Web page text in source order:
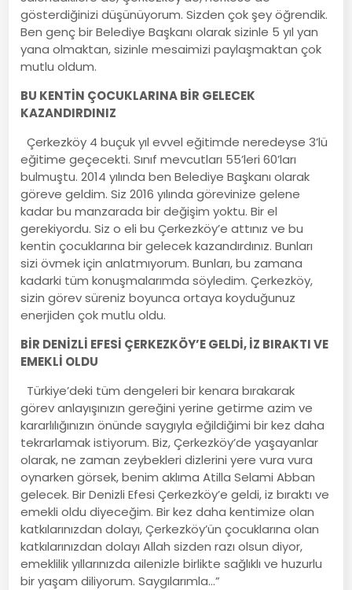
gösterdiğinizi düşünüyorum. Sizden çok şey öğrendik.
Ben genç bir Belediye Başkanı olarak sizinle 5 yıl yan
yana olmaktan, sizinle mesaimizi paylaşmaktan çok
mutlu oldum.
BU KENTİN ÇOCUKLARINA BİR GELECEK
KAZANDIRDINIZ
Çerkezköy 4 buçuk yıl evvel eğitimde neredeyse 3’lü
eğitime geçecekti. Sınıf mevcutları 55’leri 60’ları
bulmuştu. 2014 yılında ben Belediye Başkanı olarak
göreve geldim. Siz 2016 yılında görevinize gelene
kadar bu manzarada bir değişim yoktu. Bir el
gerekiyordu. Siz o eli bu Çerkezköy’e attınız ve bu
kentin çocuklarına bir gelecek kazandırdınız. Bunları
sizi övmek için anlatmıyorum. Bunları, bu zamana
kadarki tüm konuşmalarımda söyledim. Çerkezköy,
sizin görev süreniz boyunca ortaya koyduğunuz
enerjiden çok mutlu oldu.
BİR DENİZLİ EFESİ ÇERKEZKÖY’E GELDİ, İZ BIRAKTI VE
EMEKLİ OLDU
Türkiye’deki tüm dengeleri bir kenara bırakarak
görev anlayışınızın gereğini yerine getirme azim ve
kararlılığınızın önünde saygıyla eğildiğimi bir kez daha
tekrarlamak istiyorum. Biz, Çerkezköy’de yaşayanlar
olarak, ne zaman zeybekleri dizlerini yere vura vura
oynarken görsek, benim aklıma Atilla Selami Abban
gelecek. Bir Denizli Efesi Çerkezköy’e geldi, iz bıraktı ve
emekli oldu diyeceğim. Bir kez daha kentimize olan
katkılarınızdan dolayı, Çerkezköy’ün çocuklarına olan
katkılarınızdan dolayı Allah sizden razı olsun diyor,
emeklilik yıllarınızda ailenizle birlikte sağlıklı ve huzurlu
bir yaşam diliyorum. Saygılarımla…”